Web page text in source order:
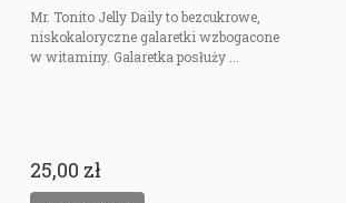
Mr. Tonito Jelly Daily to bezcukrowe,
niskokaloryczne galaretki wzbogacone
w witaminy. Galaretka posłuży ...
25,00 zł